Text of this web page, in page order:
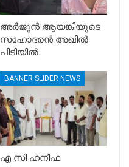
അർജുൻ ആയങ്കിയുടെ
സഹോദരൻ അഖിൽ
പിടിയിൽ.
BANNER SLIDER NEWS
എ സി ഹനീഫ